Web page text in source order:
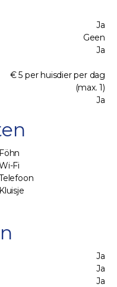
Ja
Geen
Ja
€ 5 per huisdier per dag
(max. 1)
Ja
Föhn
Fi
Kluisje
Ja
Ja
Ja